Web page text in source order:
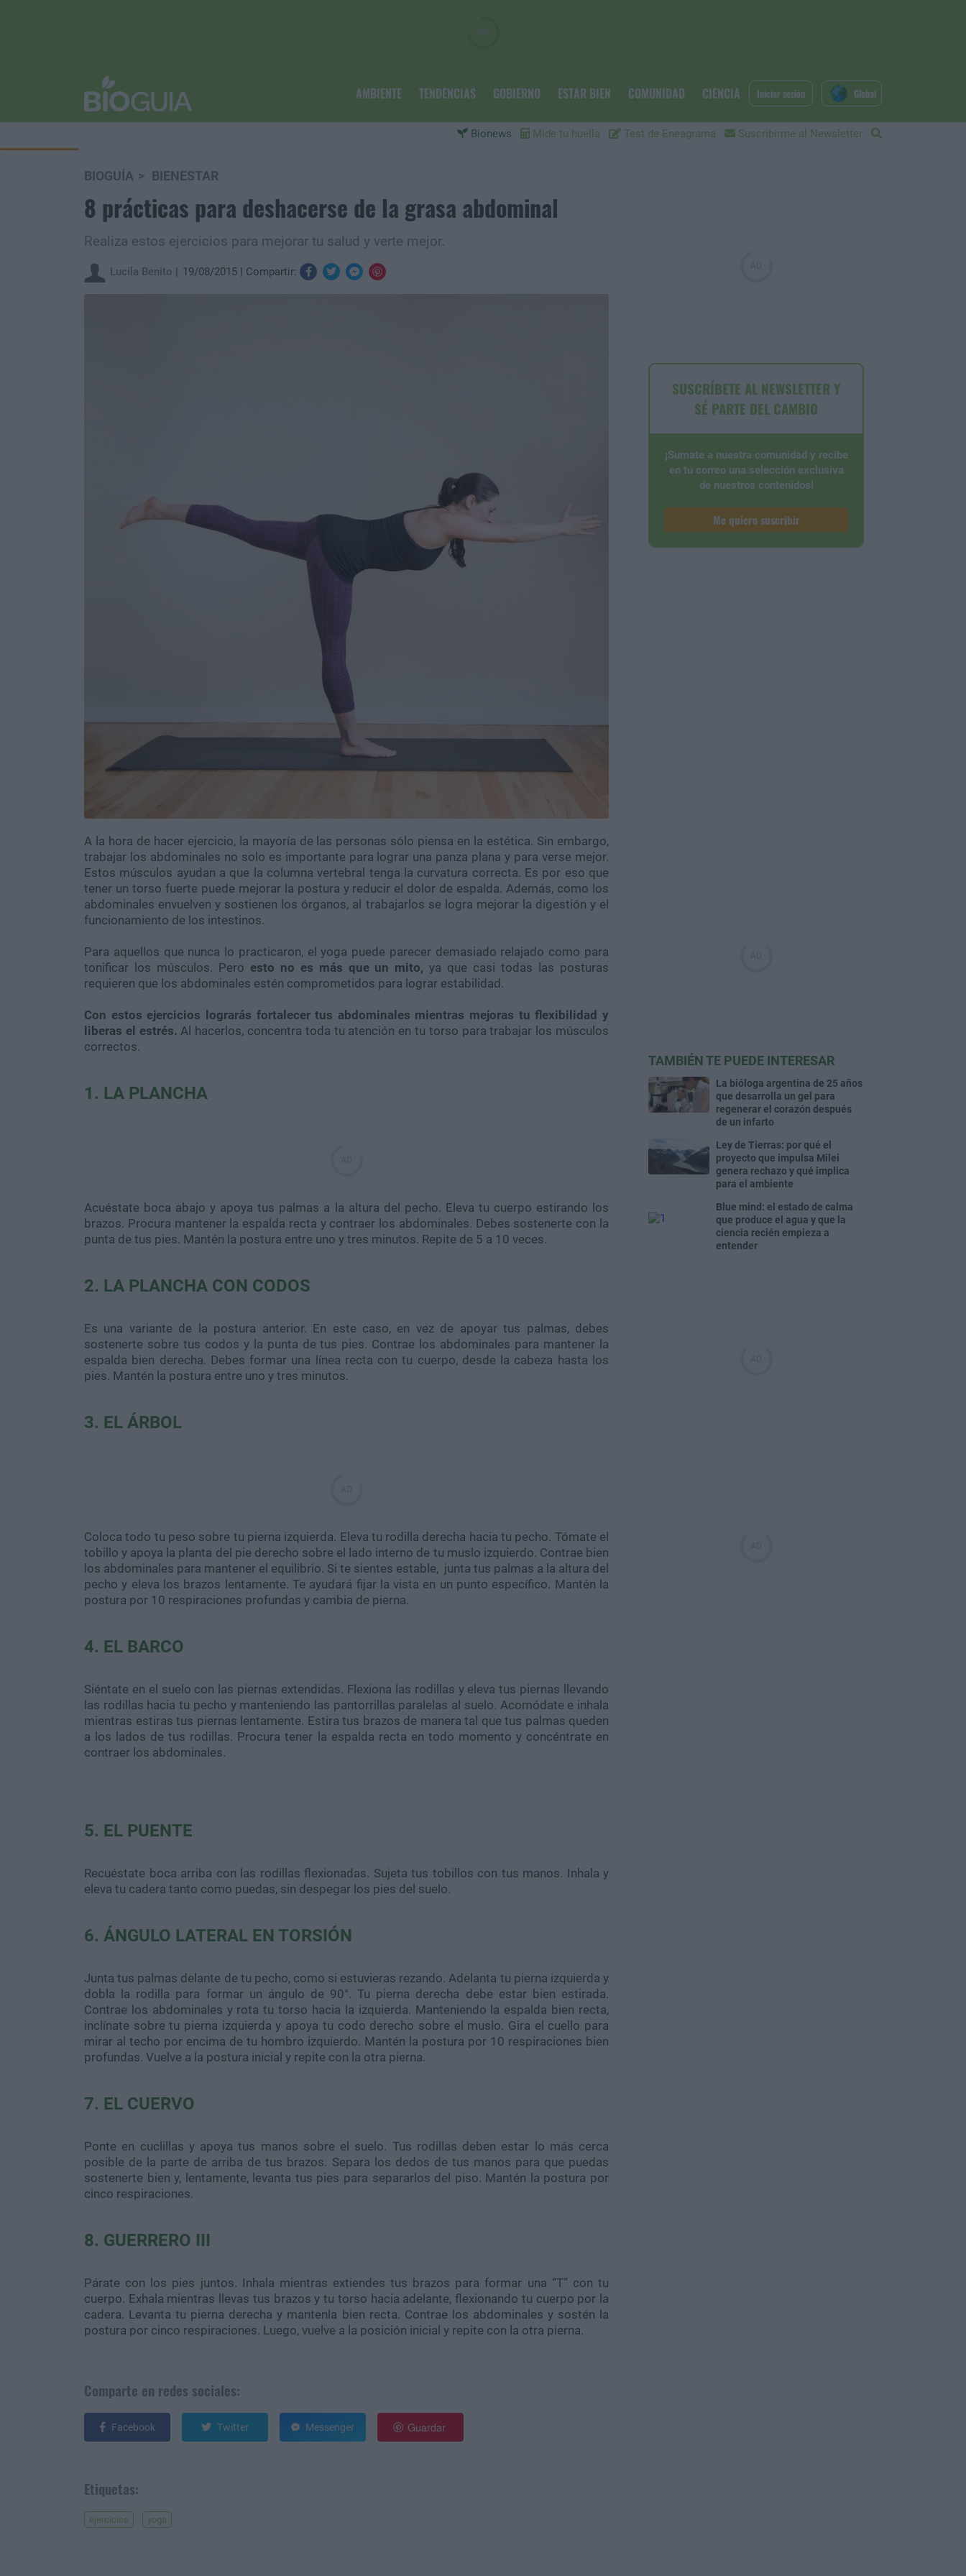
AMBIENTE TENDENCIAS GOBIERNO ESTAR BIEN COMUNIDAD CIENCIA
Bionews Mide tu huella Test de Eneagrama Suscribirme al Newsletter
Iniciar sesión Global
BIOGUÍA BIENESTAR
8 prácticas para deshacerse de la grasa abdominal
Realiza estos ejercicios para mejorar tu salud y verte mejor.
Lucila Benito 19/08/2015 Compartir:
A la hora de hacer ejercicio, la mayoría de las personas sólo piensa en la estética. Sin embargo,
trabajar los abdominales no solo es importante para lograr una panza plana y para verse mejor.
Estos músculos ayudan a que la columna vertebral tenga la curvatura correcta. Es por eso que
tener un torso fuerte puede mejorar la postura y reducir el dolor de espalda. Además, como los
abdominales envuelven y sostienen los órganos, al trabajarlos se logra mejorar la digestión y el
funcionamiento de los intestinos.
Para aquellos que nunca lo practicaron, el yoga puede parecer demasiado relajado como para
tonificar los músculos. Pero esto no es más que un mito,ya que casi todas las posturas
requieren que los abdominales estén comprometidos para lograr estabilidad.
Con estos ejercicios lograrás fortalecer tus abdominales mientras mejoras tu flexibilidad y
liberas el estrés. Al hacerlos, concentra toda tu atención en tu torso para trabajar los músculos
correctos.
1. LA PLANCHA
Acuéstate boca abajo y apoya tus palmas a la altura del pecho. Eleva tu cuerpo estirando los
brazos. Procura mantener la espalda recta y contraer los abdominales. Debes sostenerte con la
punta de tus pies. Mantén la postura entre uno y tres minutos. Repite de 5 a 10 veces.
2. LA PLANCHA CON CODOS
Es una variante de la postura anterior. En este caso, en vez de apoyar tus palmas, debes
sostenerte sobre tus codos y la punta de tus pies. Contrae los abdominales para mantener la
espalda bien derecha. Debes formar una línea recta con tu cuerpo, desde la cabeza hasta los
pies. Mantén la postura entre uno y tres minutos.
3. EL ÁRBOL
Coloca todo tu peso sobre tu pierna izquierda. Eleva tu rodilla derecha hacia tu pecho. Tómate el
tobillo y apoya la planta del pie derecho sobre el lado interno de tu muslo izquierdo. Contrae bien
los abdominales para mantener el equilibrio. Si te sientes estable, junta tus palmas a la altura del
pecho y eleva los brazos lentamente. Te ayudará fijar la vista en un punto específico. Mantén la
postura por 10 respiraciones profundas y cambia de pierna.
4. EL BARCO
Siéntate en el suelo con las piernas extendidas. Flexiona las rodillas y eleva tus piernas llevando
las rodillas hacia tu pecho y manteniendo las pantorrillas paralelas al suelo. Acomódate e inhala
mientras estiras tus piernas lentamente. Estira tus brazos de manera tal que tus palmas queden
a los lados de tus rodillas. Procura tener la espalda recta en todo momento y concéntrate en
contraer los abdominales.
5. EL PUENTE
Recuéstate boca arriba con las rodillas flexionadas. Sujeta tus tobillos con tus manos. Inhala y
eleva tu cadera tanto como puedas, sin despegar los pies del suelo.
6. ÁNGULO LATERAL EN TORSIÓN
Junta tus palmas delante de tu pecho, como si estuvieras rezando. Adelanta tu pierna izquierda y
dobla la rodilla para formar un ángulo de 90°. Tu pierna derecha debe estar bien estirada.
Contrae los abdominales y rota tu torso hacia la izquierda. Manteniendo la espalda bien recta,
inclínate sobre tu pierna izquierda y apoya tu codo derecho sobre el muslo. Gira el cuello para
mirar al techo por encima de tu hombro izquierdo. Mantén la postura por 10 respiraciones bien
profundas. Vuelve a la postura inicial y repite con la otra pierna.
7. EL CUERVO
Ponte en cuclillas y apoya tus manos sobre el suelo. Tus rodillas deben estar lo más cerca
posible de la parte de arriba de tus brazos. Separa los dedos de tus manos para que puedas
sostenerte bien y, lentamente, levanta tus pies para separarlos del piso. Mantén la postura por
cinco respiraciones.
8. GUERRERO III
Párate con los pies juntos. Inhala mientras extiendes tus brazos para formar una “T” con tu
cuerpo. Exhala mientras llevas tus brazos y tu torso hacia adelante, flexionando tu cuerpo por la
cadera. Levanta tu pierna derecha y mantenla bien recta. Contrae los abdominales y sostén la
postura por cinco respiraciones. Luego, vuelve a la posición inicial y repite con la otra pierna.
Comparte en redes sociales:
Facebook Twitter Messenger Guardar
Etiquetas:
ejercicios yoga
SUSCRÍBETE AL NEWSLETTER Y
SÉ PARTE DEL CAMBIO
¡Sumate a nuestra comunidad y recibe
en tu correo una selección exclusiva
de nuestros contenidos!
Me quiero suscribir
TAMBIÉN TE PUEDE INTERESAR
La bióloga argentina de 25 años
que desarrolla un gel para
regenerar el corazón después
de un infarto
Ley de Tierras: por qué el
proyecto que impulsa Milei
genera rechazo y qué implica
para el ambiente
Blue mind: el estado de calma
que produce el agua y que la
ciencia recién empieza a
entender